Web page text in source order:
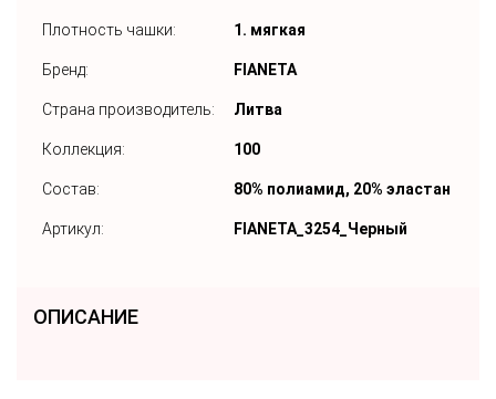
Плотность чашки: 1. мягкая
Бренд: FIANETA
Страна производитель: Литва
Коллекция: 100
Состав: 80% полиамид, 20% эластан
Артикул: FIANETA_3254_Черный
ОПИСАНИЕ